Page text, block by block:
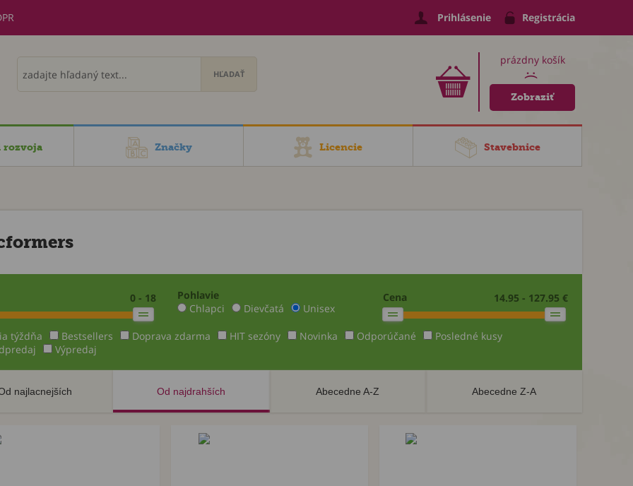
Prihlásenie Registrácia
prázdny košík
:(
Zobraziť
rozvoja Značky Licencie Stavebnice
0 - 18
Pohlavie
Chlapci
Dievčatá Unisex
Cena 14.95 - 127.95 €
týždňa Bestsellers Doprava zdarma HIT sezóny Novinka Odporúčané
Posledné kusy
Výpredaj
najlacnejších Od najdrahších Abecedne A-Z Abecedne Z-A